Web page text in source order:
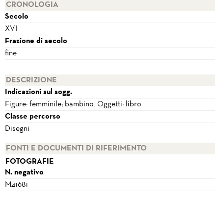
CRONOLOGIA
Secolo
XVI
Frazione di secolo
fine
DESCRIZIONE
Indicazioni sul sogg.
Figure: femminile; bambino. Oggetti: libro
Classe percorso
Disegni
FONTI E DOCUMENTI DI RIFERIMENTO
FOTOGRAFIE
N. negativo
M41681